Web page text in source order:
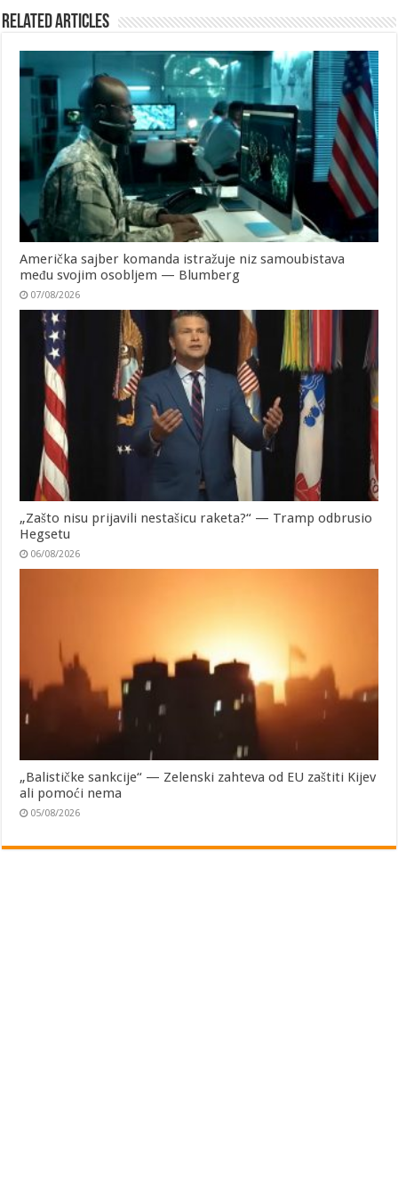
Related Articles
Američka sajber komanda istražuje niz samoubistava
među svojim osobljem — Blumberg
07/08/2026
„Zašto nisu prijavili nestašicu raketa?“ — Tramp odbrusio
Hegsetu
06/08/2026
„Balističke sankcije“ — Zelenski zahteva od EU zaštiti Kijev
ali pomoći nema
05/08/2026